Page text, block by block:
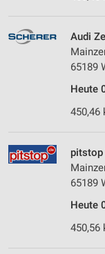
Audi
65189
Heute
450,46
pitstop
65189
Heute
450,56